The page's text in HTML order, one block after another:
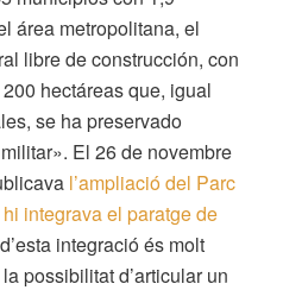
área metropolitana, el
libre de construcción, con
hectáreas que, igual
se ha preservado
El 26 de novembre
l’ampliació del Parc
integrava el paratge de
integració és molt
possibilitat d’articular un